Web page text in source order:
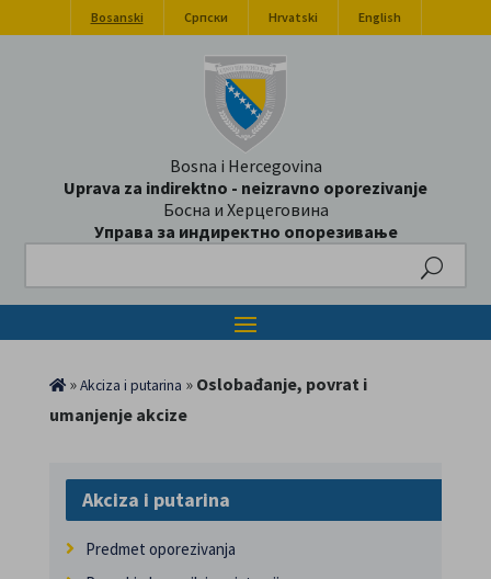
Bosanski Српски Hrvatski English
Bosna i Hercegovina
Uprava za indirektno - neizravno oporezivanje
Босна и Херцеговина
Управа за индиректно опорезивање
»Akciza i putarina » Oslobađanje, povrat i
umanjenje akcize
Akciza i putarina
Predmet oporezivanja